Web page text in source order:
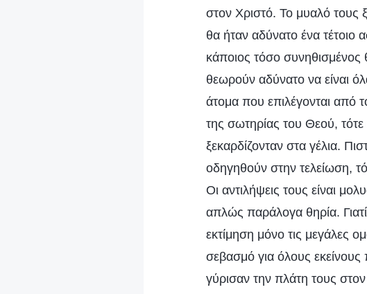
στον Χριστό. Το μυαλό τους
θα ήταν αδύνατο ένα τέτοιο
κάποιος τόσο
θεωρούν αδύνατο να είναι
άτομα που επιλέγονται από
της σωτηρίας του Θεού,
ξεκαρδίζονταν στα γέλια.
οδηγηθούν στην τελείωση,
Οι αντιλήψεις τους είναι
απλώς παράλογα θηρία.
εκτίμηση μόνο τις μεγάλες
σεβασμό για όλους
γύρισαν την πλάτη τους